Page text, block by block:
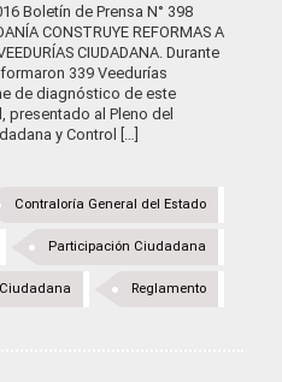
Boletín de Prensa N° 398
CONSTRUYE REFORMAS A
CIUDADANA. Durante
339 Veedurías
de diagnóstico de este
al Pleno del
y Control […]
Contraloría General del Estado
Participación Ciudadana
Reglamento